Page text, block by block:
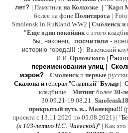
лет? | Памятник на Колхозке | "Карл
более на фоне Политпроса | Foto
Smolensk in Rußland WW2 | Смоленск и
"Еще один покойникс этого
бы, наконец, посчитали -
историю города!!! :) | Вяземский
И.И. Орловского |
переименовании улиц
мэров? | Смоленски первые
Скалона и генерал "Славный" Булар | С
кладбище | Митинг более 30-
30.09.21-19.08.21:
прикрытый путь и... Маневры!!!
проекта с 13.11.2020 по 05.08.2021) | "Б
(к 103-летию Н.С. Чаевской)" | Как это